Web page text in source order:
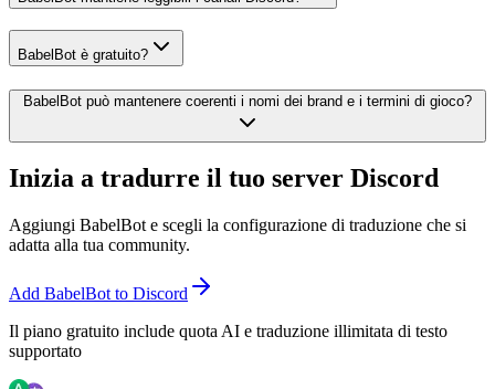
BabelBot è gratuito?
BabelBot può mantenere coerenti i nomi dei brand e i termini di gioco?
Inizia a tradurre il tuo server Discord
Aggiungi BabelBot e scegli la configurazione di traduzione che si
adatta alla tua community.
Add BabelBot to Discord
Il piano gratuito include quota AI e traduzione illimitata di testo
supportato